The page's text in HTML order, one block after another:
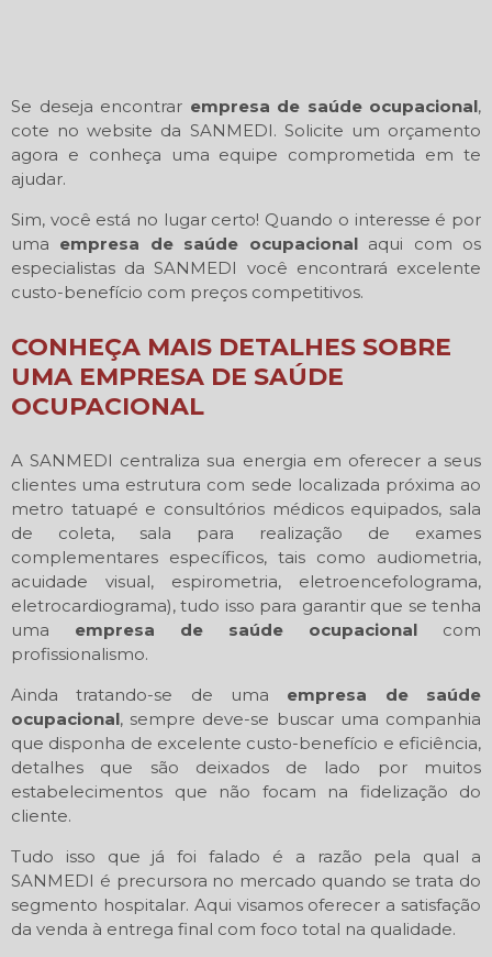
Se deseja encontrar empresa de saúde ocupacional,
cote no website da SANMEDI. Solicite um orçamento
agora e conheça uma equipe comprometida em te
ajudar.
Sim, você está no lugar certo! Quando o interesse é por
uma empresa de saúde ocupacionalaqui com os
especialistas da SANMEDI você encontrará excelente
custo-benefício com preços competitivos.
CONHEÇA MAIS DETALHES SOBRE
UMA EMPRESA DE SAÚDE
OCUPACIONAL
A SANMEDI centraliza sua energia em oferecer a seus
clientes uma estrutura com sede localizada próxima ao
metro tatuapé e consultórios médicos equipados, sala
de coleta, sala para realização de exames
complementares específicos, tais como audiometria,
acuidade visual, espirometria, eletroencefolograma,
eletrocardiograma), tudo isso para garantir que se tenha
uma empresa de saúde ocupacional com
profissionalismo.
Ainda tratando-se de uma empresa de saúde
ocupacional, sempre deve-se buscar uma companhia
que disponha de excelente custo-benefício e eficiência,
detalhes que são deixados de lado por muitos
estabelecimentos que não focam na fidelização do
cliente.
Tudo isso que já foi falado é a razão pela qual a
SANMEDI é precursora no mercado quando se trata do
segmento hospitalar. Aqui visamos oferecer a satisfação
da venda à entrega final com foco total na qualidade.